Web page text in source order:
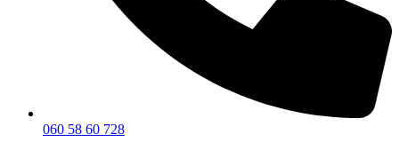
060 58 60 728